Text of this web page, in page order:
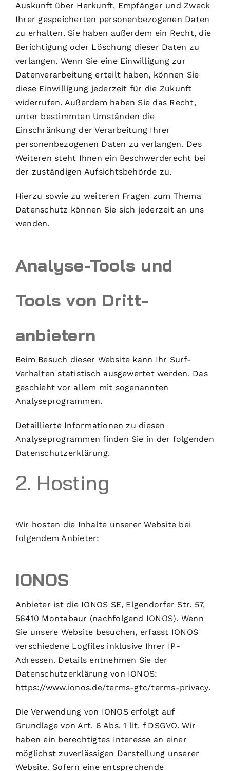
Auskunft über Herkunft, Empfänger und Zweck
Ihrer gespeicherten personenbezogenen Daten
zu erhalten. Sie haben außerdem ein Recht, die
Berichtigung oder Löschung dieser Daten zu
verlangen. Wenn Sie eine Einwilligung zur
Datenverarbeitung erteilt haben, können Sie
diese Einwilligung jederzeit für die Zukunft
widerrufen. Außerdem haben Sie das Recht,
unter bestimmten Umständen die
Einschränkung der Verarbeitung Ihrer
personenbezogenen Daten zu verlangen. Des
Weiteren steht Ihnen ein Beschwerderecht bei
der zuständigen Aufsichtsbehörde zu.
Hierzu sowie zu weiteren Fragen zum Thema
Datenschutz können Sie sich jederzeit an uns
wenden.
Analyse-Tools und
Tools von Dritt­
anbietern
Beim Besuch dieser Website kann Ihr Surf-
Verhalten statistisch ausgewertet werden. Das
geschieht vor allem mit sogenannten
Analyseprogrammen.
Detaillierte Informationen zu diesen
Analyseprogrammen finden Sie in der folgenden
Datenschutzerklärung.
2. Hosting
Wir hosten die Inhalte unserer Website bei
folgendem Anbieter:
IONOS
Anbieter ist die IONOS SE, Elgendorfer Str. 57,
56410 Montabaur (nachfolgend IONOS). Wenn
Sie unsere Website besuchen, erfasst IONOS
verschiedene Logfiles inklusive Ihrer IP-
Adressen. Details entnehmen Sie der
Datenschutzerklärung von IONOS:
https://www.ionos.de/terms-gtc/terms-privacy.
Die Verwendung von IONOS erfolgt auf
Grundlage von Art. 6 Abs. 1 lit. f DSGVO. Wir
haben ein berechtigtes Interesse an einer
möglichst zuverlässigen Darstellung unserer
Website. Sofern eine entsprechende